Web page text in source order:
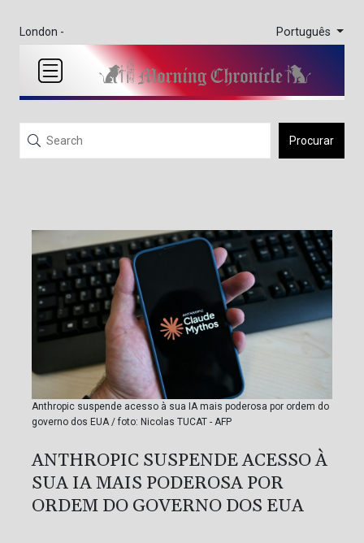
London - Português
Procurar
Anthropic suspende acesso à sua IA mais poderosa por ordem do
governo dos EUA / foto: Nicolas TUCAT - AFP
ANTHROPIC SUSPENDE ACESSO À
SUA IA MAIS PODEROSA POR
ORDEM DO GOVERNO DOS EUA